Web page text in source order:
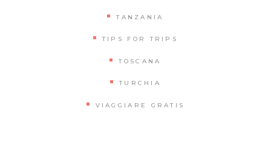
TANZANIA
TIPS FOR TRIPS
TOSCANA
TURCHIA
VIAGGIARE GRATIS